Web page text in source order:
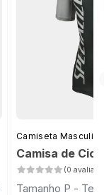
Camiseta Masculina
Camisa de
(0
Tamanho P -